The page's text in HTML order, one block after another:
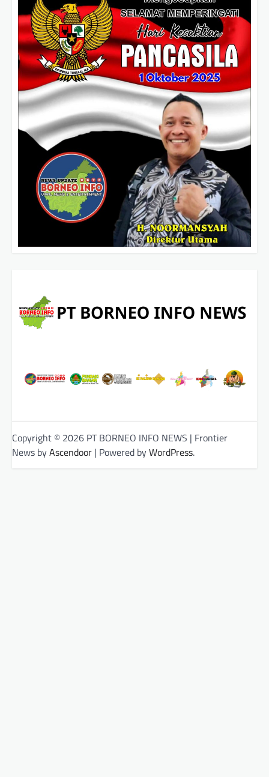
Copyright © 2026 PT BORNEO INFO NEWS | Frontier
News byAscendoor | Powered byWordPress.